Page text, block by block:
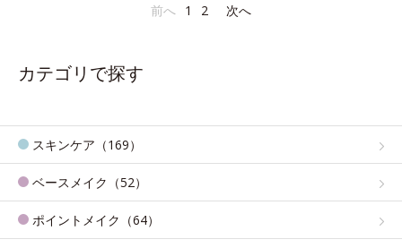
前へ 1 2 次へ
カテゴリで探す
スキンケア（169）
ベースメイク（52）
ポイントメイク（64）